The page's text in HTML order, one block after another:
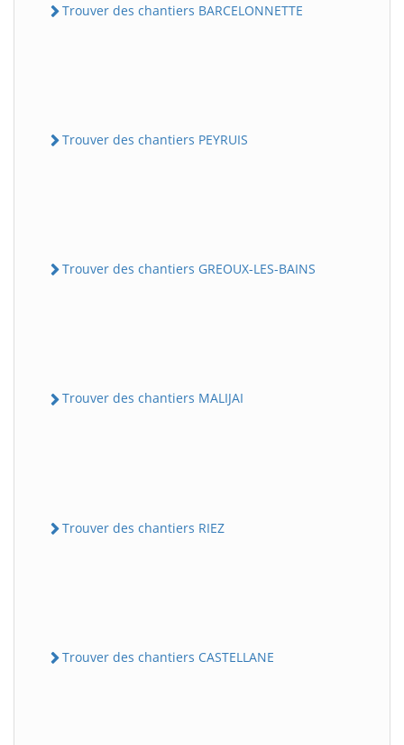
Trouver des chantiers BARCELONNETTE
Trouver des chantiers PEYRUIS
Trouver des chantiers GREOUX-LES-BAINS
Trouver des chantiers MALIJAI
Trouver des chantiers RIEZ
Trouver des chantiers CASTELLANE